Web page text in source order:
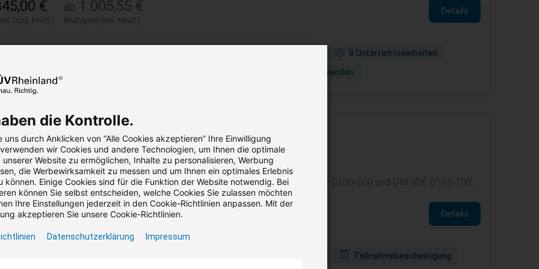
€
(zzgl. MwSt.)
ab 1.005,55 €
Bruttopreis (inkl. MwSt.)
Details
8 Unterrichtseinheiten
Garantie­termine vorhanden
ortsfester elektrischer
Messpraktikum.
durch sachgemäße Kontrolle nach BetrSichV, DGUV Vorschrift 3, DIN VDE 0100-600 und DIN VDE 0105-100.
€ ab 1.005,55 € Details
Teilnahmebescheinigung
die Kontrolle.
uns durch Anklicken von “Alle Cookies akzeptieren” Ihre Einwilligung
wir Cookies und andere Technologien, um Ihnen die optimale
Website zu ermöglichen, Inhalte zu personalisieren, Werbung
die Werbewirksamkeit zu messen und um Ihnen ein optimales Erlebnis
können. Einige Cookies sind für die Funktion der Website notwendig. Bei
können Sie selbst entscheiden, welche Cookies Sie zulassen möchten
Ihre Einstellungen jederzeit in den Cookie-Richtlinien anpassen. Mit der
akzeptieren Sie unsere Cookie-Richtlinien.
Datenschutzerklärung Impressum